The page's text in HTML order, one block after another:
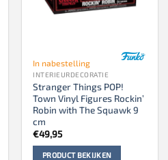
In nabestelling
INTERIEURDECORATIE
Stranger Things POP!
Town Vinyl Figures Rockin’
Robin with The Squawk 9
cm
€49,95
PRODUCT BEKIJKEN